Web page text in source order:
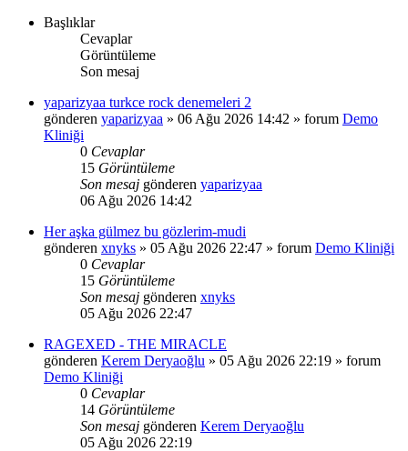
Başlıklar
Cevaplar
Görüntüleme
Son mesaj
yaparizyaa turkce rock denemeleri 2
gönderen yaparizyaa » 06 Ağu 2026 14:42 » forum Demo
Kliniği
0 Cevaplar
15 Görüntüleme
Son mesaj gönderen yaparizyaa
06 Ağu 2026 14:42
Her aşka gülmez bu gözlerim-mudi
gönderen xnyks » 05 Ağu 2026 22:47 » forum Demo Kliniği
0 Cevaplar
15 Görüntüleme
Son mesaj gönderen xnyks
05 Ağu 2026 22:47
RAGEXED - THE MIRACLE
gönderen Kerem Deryaoğlu » 05 Ağu 2026 22:19 » forum
Demo Kliniği
0 Cevaplar
14 Görüntüleme
Son mesaj gönderen Kerem Deryaoğlu
05 Ağu 2026 22:19